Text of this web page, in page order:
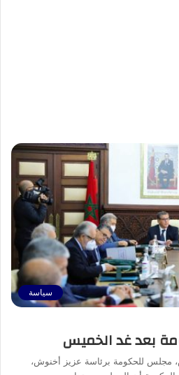
سياسة
بعد غد الخميس
مجلس للحكومة برئاسة عزيز أخنوش،